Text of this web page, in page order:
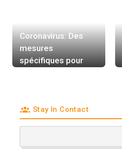
Coronavirus: Des
mesures
spécifiques pour
Stay In Contact